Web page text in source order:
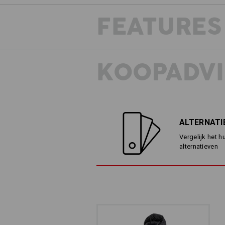
FEATURES
Vergelijk het
alternatieven